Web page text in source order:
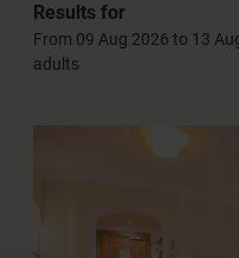
Results for
From 09 Aug 2026 to 13
adults